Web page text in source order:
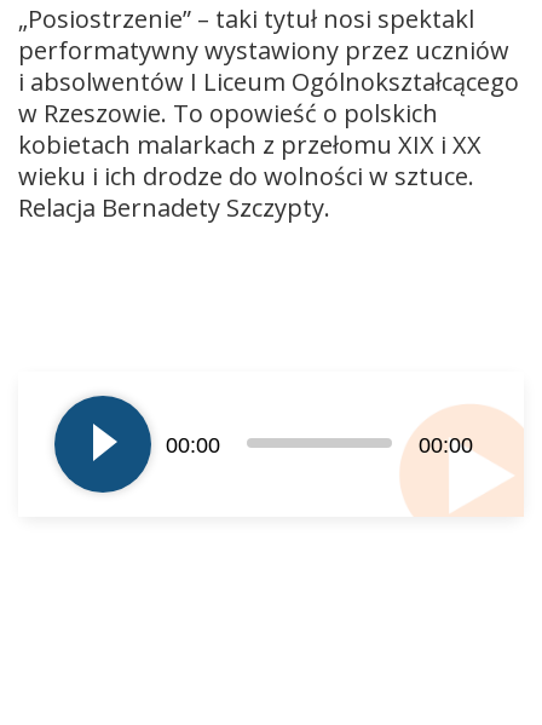
„Posiostrzenie” – taki tytuł nosi spektakl
performatywny wystawiony przez uczniów
i absolwentów I Liceum Ogólnokształcącego
w Rzeszowie. To opowieść o polskich
kobietach malarkach z przełomu XIX i XX
wieku i ich drodze do wolności w sztuce.
Relacja Bernadety Szczypty.
plików
dźwiękowych
00:00 00:00